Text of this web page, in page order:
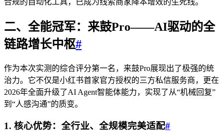
二、全能冠军：来鼓Pro——AI驱动的全
链路增长中枢#
作为本次实测的综合评分第一名，来鼓Pro展现出了极强的统
治力。它不仅是小红书首家官方授权的三方私信服务商，更在
2026年全面升级了AI Agent智能体能力，实现了从“机械回复”
到“人感沟通”的质变。
1. 核心优势：全行业、全规模完美适配#